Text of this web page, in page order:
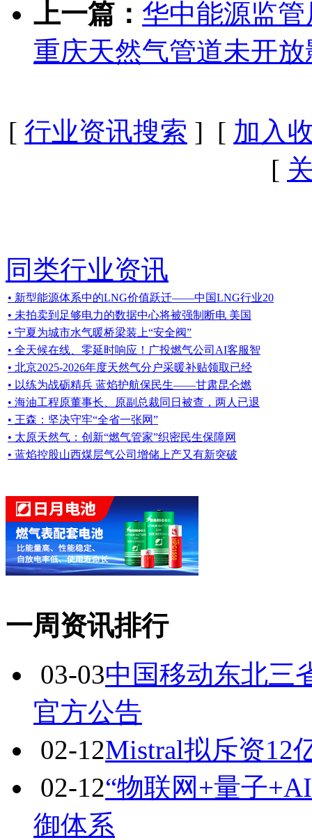
上一篇： 华中能源监
重庆天然气管道未开
[ 行业资讯搜索 ] [ 加入
[
同类行业资讯
• 新型能源体系中的LNG价值跃迁——中国LNG行业20
• 未拍卖到足够电力的数据中心将被强制断电 美国
• 宁夏为城市水气暖桥梁装上“安全阀”
• 全天候在线、零延时响应！广投燃气公司AI客服智
• 北京2025-2026年度天然气分户采暖补贴领取已经
• 以练为战砺精兵 蓝焰护航保民生——甘肃昆仑燃
• 海油工程原董事长、原副总裁同日被查，两人已退
• 王森：坚决守牢“全省一张网”
• 太原天然气：创新“燃气管家”织密民生保障网
• 蓝焰控股山西煤层气公司增储上产又有新突破
一周资讯排行
03-03中国移动东北三
官方公告
02-12Mistral拟斥资12
02-12“物联网+量子
御体系